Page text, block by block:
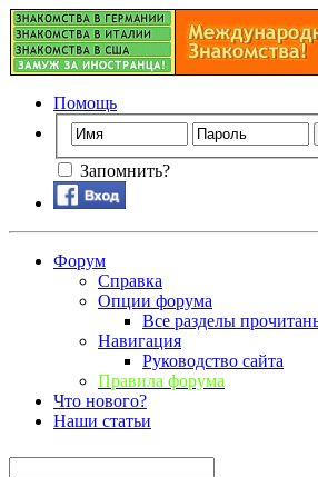
Помощь
Запомнить?
Форум
Справка
Опции форума
Все разделы
Навигация
Руководство сайта
Правила форума
Что нового?
Наши статьи